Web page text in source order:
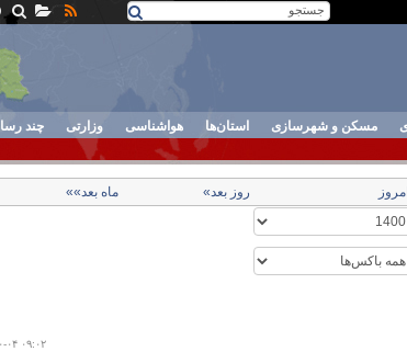
مسکن و شهرسازی استان‌ها هواشناسی وزارتی چند
امروز روز بعد» ماه بعد»»
۱۴۰۰-۱۰-